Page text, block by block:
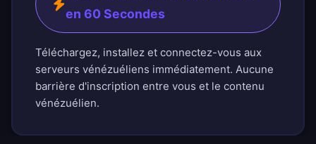
en 60 Secondes
Téléchargez, installez et connectez-vous aux
serveurs vénézuéliens immédiatement. Aucune
barrière d'inscription entre vous et le contenu
vénézuélien.